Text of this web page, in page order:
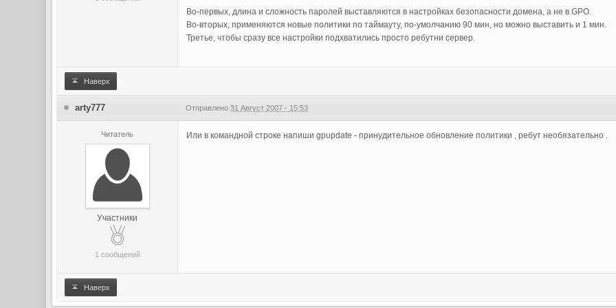
Во-первых, длина и сложность паролей выставляются в настройках безопасности домена, а не в GPO.
Во-вторых, применяются новые политики по таймауту, по-умолчанию 90 мин, но можно выставить и 1 мин.
Третье, чтобы сразу все настройки подхватились просто ребутни сервер.
Наверх
arty777 Отправлено31 Август 2007 - 15:53
Читатель
Участники
1 сообщений
Или в командной строке напиши gpupdate - принудительное обновление политики , ребут необязательно .
Наверх